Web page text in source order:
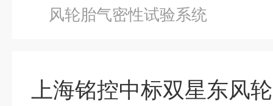
风轮胎气密性试验系统
上海铭控中标双星东风